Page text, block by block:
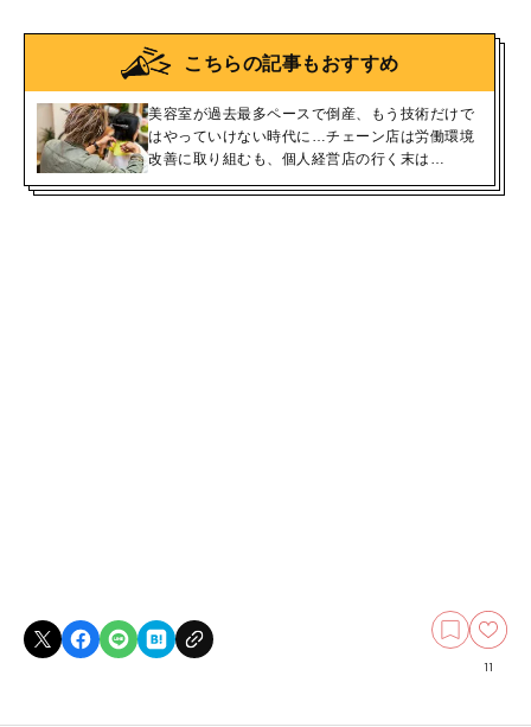
こちらの記事もおすすめ
美容室が過去最多ペースで倒産、もう技術だけで
はやっていけない時代に…チェーン店は労働環境
改善に取り組むも、個人経営店の行く末は…
11